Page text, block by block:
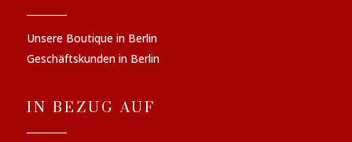
Unsere Boutique in Berlin
Geschäftskunden in Berlin
IN BEZUG AUF